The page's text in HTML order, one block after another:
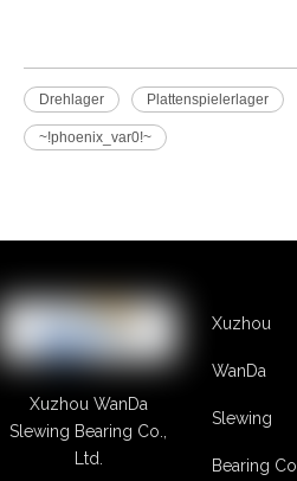
Drehlager Plattenspielerlager
~!phoenix_var0!~
Xuzhou WanDa
Slewing Bearing Co.,
Ltd.
Xuzhou
WanDa
Slewing
Bearing Co.,